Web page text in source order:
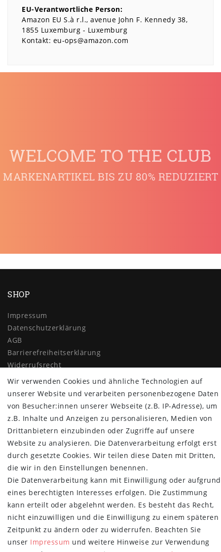
EU-Verantwortliche Person:
Amazon EU S.à r.l. avenue John F. Kennedy 38
1855 Luxemburg
Luxemburg
Kontakt: eu-ops@amazon.com
WELCOME TO THE CLUB
MARKENARTIKEL BIS ZU 80% REDUZIERT
SHOP
Impressum
Daten­schutz­erklärung
AGB
Barrierefreiheitserklärung
Widerrufs­recht
Vertrag widerrufen
MYPOPUPCLUB
Über uns
Retoure
Versand- und Zahlungsbedingungen
NEWSLETTER
E-MAIL **
Newsletter
Honig
Hiermit bestätige ich, dass ich dieDaten­schutz­erklärung gelesen habe.
Meine Einwilligung kann ich jederzeit widerrufen.**
Abonnieren
Wir verwenden Cookies und ähnliche Technologien auf
unserer Website und verarbeiten personenbezogene Daten
von Besucher:innen unserer Webseite (z.B. IP-Adresse), um
z.B. Inhalte und Anzeigen zu personalisieren, Medien von
Drittanbietern einzubinden oder Zugriffe auf unsere
Website zu analysieren. Die Datenverarbeitung erfolgt erst
durch gesetzte Cookies. Wir teilen diese Daten mit Dritten,
die wir in den Einstellungen benennen.
Die Datenverarbeitung kann mit Einwilligung oder aufgrund
eines berechtigten Interesses erfolgen. Die Zustimmung
kann erteilt oder abgelehnt werden. Es besteht das Recht,
nicht einzuwilligen und die Einwilligung zu einem späteren
Zeitpunkt zu ändern oder zu widerrufen. Beachten Sie
unser Impressum und weitere Hinweise zur Verwendung